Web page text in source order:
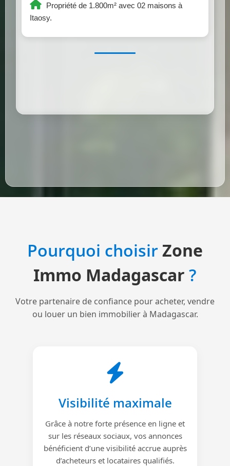
Propriété de 1.800m² avec 02 maisons à
Itaosy.
Pourquoi choisirZone
Immo Madagascar ?
Votre partenaire de confiance pour acheter, vendre
ou louer un bien immobilier à Madagascar.
Visibilité maximale
Grâce à notre forte présence en ligne et
sur les réseaux sociaux, vos annonces
bénéficient d’une visibilité accrue auprès
d’acheteurs et locataires qualifiés.